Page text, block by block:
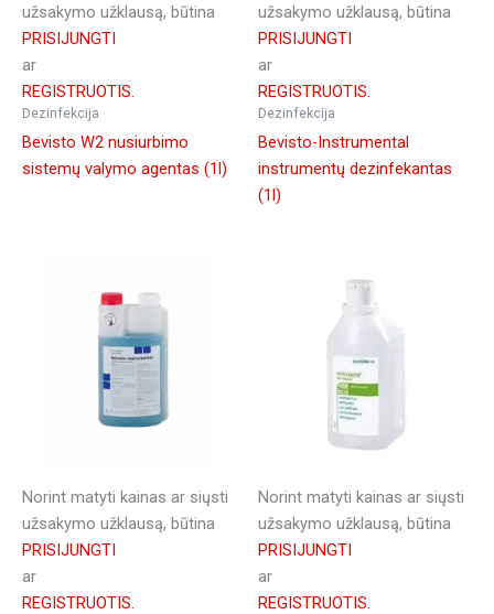
užsakymo užklausą, būtina
PRISIJUNGTI
ar
REGISTRUOTIS.
Dezinfekcija
Bevisto W2 nusiurbimo
sistemų valymo agentas (1l)
užsakymo užklausą, būtina
PRISIJUNGTI
ar
REGISTRUOTIS.
Dezinfekcija
Bevisto-Instrumental
instrumentų dezinfekantas
(1l)
Norint matyti kainas ar siųsti
užsakymo užklausą, būtina
PRISIJUNGTI
ar
REGISTRUOTIS.
Norint matyti kainas ar siųsti
užsakymo užklausą, būtina
PRISIJUNGTI
ar
REGISTRUOTIS.